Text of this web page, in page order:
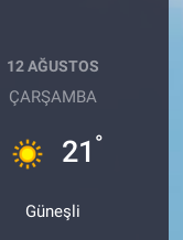
12 AĞUSTOS
ÇARŞAMBA
21 °
Güneşli